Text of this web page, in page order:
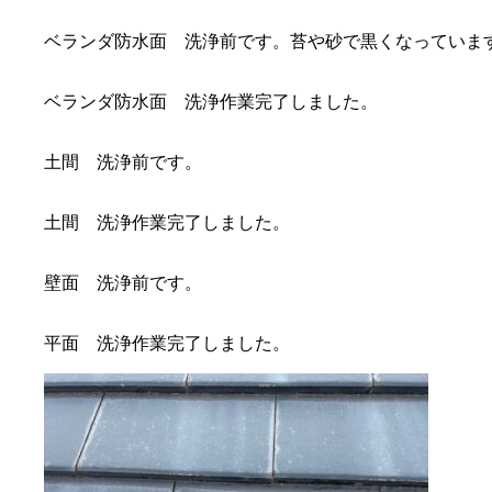
ベランダ防水面 洗浄前です。苔や砂で黒くなっていま
ベランダ防水面 洗浄作業完了しました。
土間 洗浄前です。
土間 洗浄作業完了しました。
壁面 洗浄前です。
平面 洗浄作業完了しました。